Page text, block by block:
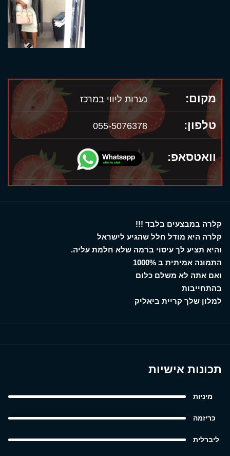
מקום: נערות ליווי במרכז
טלפון: 055-5076378
וואטסאפ:
קלרה במבצעים בלבד !!!
קלרה היא מודל חלל שהגיע לישראל
והיא תציע לך עיסוי ברמה שלא חלמת עליה.
התמונה אמיתית ב 1000%
ואם אתה לא משלם כלום
בהתחייבות
למלון שלך קריית ביאליק
תכונות אישיות
מיניות
כריזמה
ליברלית